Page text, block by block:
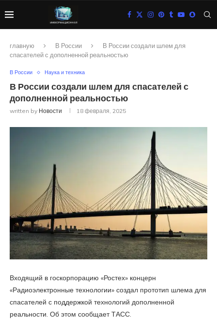
главную В России
В России создали шлем для
спасателей с дополненной реальностью
В России Наука и техника
В России создали шлем для спасателей с
дополненной реальностью
written by Новости 18 февраля, 2025
Входящий в госкорпорацию «Ростех» концерн
«Радиоэлектронные технологии» создал прототип шлема для
спасателей с поддержкой технологий дополненной
реальности. Об этом сообщает ТАСС.